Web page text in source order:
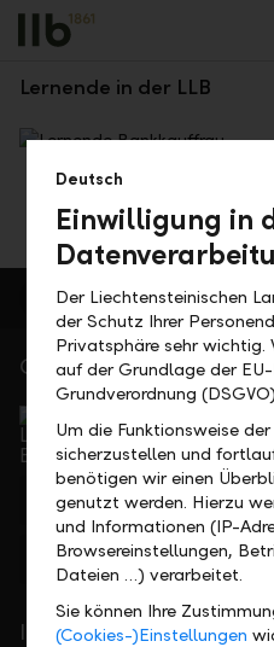
Alerts.Headline
Naomi Gerner
Lernende in der LLB
Gerne für Sie da
Service Direkt
Telefonisch erreichbar
bis 17.30 Uhr
+423
Feedback
In Ihrer Nähe
Deutsch
Einwilligung in
Der Liechtensteinischen
der Schutz Ihrer
Privatsphäre sehr wichtig.
auf der Grundlage der
Grundverordnung (DSGVO).
Um die Funktionsweise
sicherzustellen und
benötigen wir einen
genutzt werden. Hierzu
und Informationen (IP-
Browsereinstellungen,
Dateien …) verarbeitet.
Sie können Ihre
(Cookies-)Einstellungen